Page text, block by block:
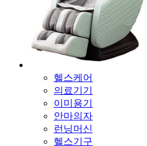
헬스케어
의료기기
이미용기
안마의자
런닝머신
헬스기구